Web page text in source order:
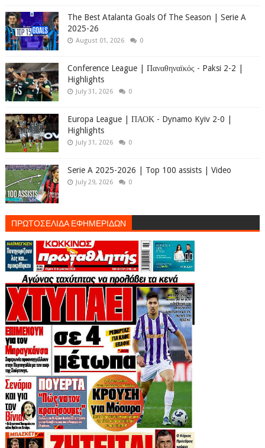
The Best Atalanta Goals Of The Season | Serie A
2025-26
August 01, 2026 0
Conference League | Παναθηναϊκός - Paksi 2-2 |
Highlights
July 31, 2026 0
Europa League | ΠΑΟΚ - Dynamo Kyiv 2-0 |
Highlights
July 31, 2026 0
Serie A 2025-2026 | Top 100 assists | Video
July 29, 2026 0
ΠΡΩΤΟΣΕΛΙΔΑ ΕΦΗΜΕΡΙΔΩΝ